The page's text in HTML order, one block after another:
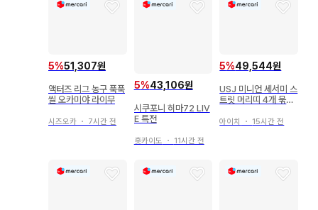
5%51,307원
액터즈 리그 농구 푹푹
씰 오카미야 라이무
시즈오카 ・ 7시간 전
5%43,106원
시쿠포니 히마72 LIV
E 특전
홋카이도 ・ 11시간 전
5%49,544원
USJ 미니언 세서미 스
트릿 머리띠 4개 묶음
아이치 ・ 15시간 전